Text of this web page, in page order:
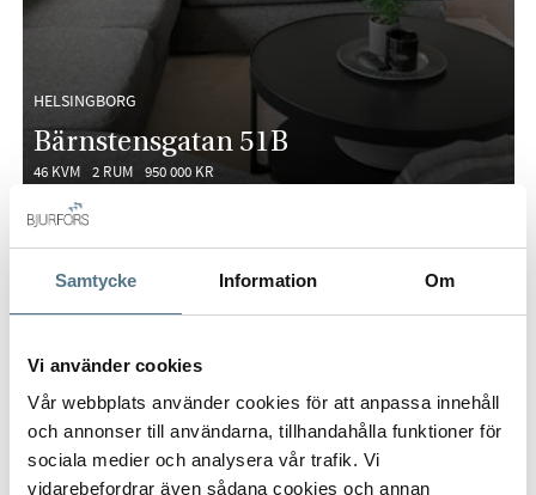
Samtycke Information Om
Vi använder cookies
Vår webbplats använder cookies för att anpassa innehåll
och annonser till användarna, tillhandahålla funktioner för
sociala medier och analysera vår trafik. Vi
vidarebefordrar även sådana cookies och annan
HELSINGBORG
Bärnstensgatan 51B
46 KVM 2 RUM 950 000 KR